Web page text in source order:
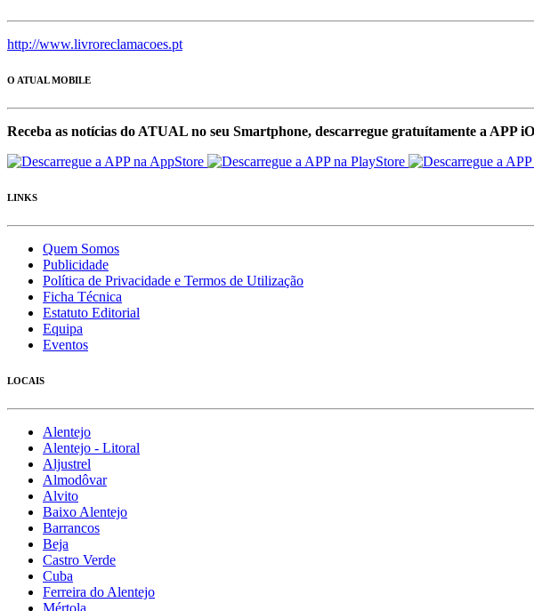
http://www.livroreclamacoes.pt
O ATUAL MOBILE
Receba as notícias do ATUAL no seu Smartphone, descarregue gratuítamente a APP
LINKS
Quem Somos
Publicidade
Política de Privacidade e Termos de Utilização
Ficha Técnica
Estatuto Editorial
Equipa
Eventos
LOCAIS
Alentejo
Alentejo - Litoral
Aljustrel
Almodôvar
Alvito
Baixo Alentejo
Barrancos
Beja
Castro Verde
Cuba
Ferreira do Alentejo